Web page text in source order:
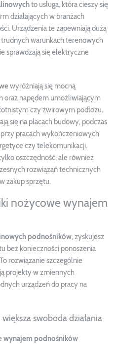
to usługa, która cieszy się
działających w branżach
Urządzenia te zapewniają dużą
warunkach terenowych
sprawdzają się elektryczne
wyróżniają się mocną
oraz napędem umożliwiającym
czy żwirowym podłożu.
się na placach budowy, podczas
pracach wykończeniowych
czy telekomunikacji.
oszczędność, ale również
rozwiązań technicznych
zakup sprzętu.
nożycowe wynajem
podnośników, zyskujesz
bez konieczności ponoszenia
rozwiązanie szczególnie
projekty w zmiennych
urządzeń do pracy na
swoboda działania
wynajem podnośników